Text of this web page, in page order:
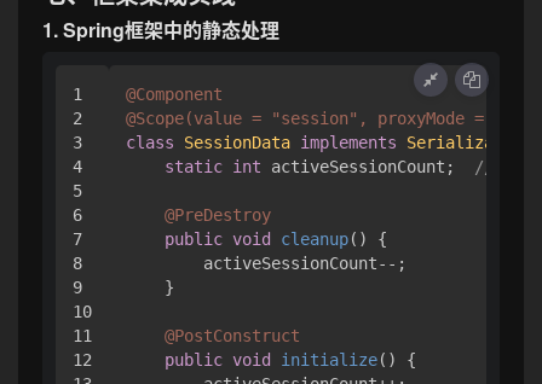
1. Spring框架中的静态处理
1
2
3
4
5
6
7
8
9
10
11
12
@Component
@Scope(value = "session", proxyMode =
class
SessionData implements Serializable
static int activeSessionCount; // 需要
@PreDestroy
public void cleanup()
{
        activeSessionCount--;
    }
@PostConstruct
public void initialize()
{